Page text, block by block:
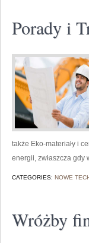
Porady i
także Eko-materiały i
energii, zwłaszcza
CATEGORIES: NOWE
Wróżby